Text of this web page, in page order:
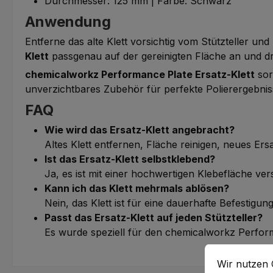
Anwendung
Entferne das alte Klett vorsichtig vom Stützteller
Klett passgenau auf der gereinigten Fläche an und
chemicalworkz Performance Plate Ersatz-Klett
unverzichtbares Zubehör für perfekte
FAQ
Wie wird das Ersatz-Klett angebracht?
Altes Klett entfernen, Fläche reinigen, neues
Ist das Ersatz-Klett selbstklebend?
Ja, es ist mit einer hochwertigen Klebefläche
Kann ich das Klett mehrmals ablösen?
Nein, das Klett ist für eine dauerhafte
Passt das Ersatz-Klett auf jeden Stützteller?
Es wurde speziell für den chemicalworkz
Cookie-
Wir nutzen
Wir nutzen